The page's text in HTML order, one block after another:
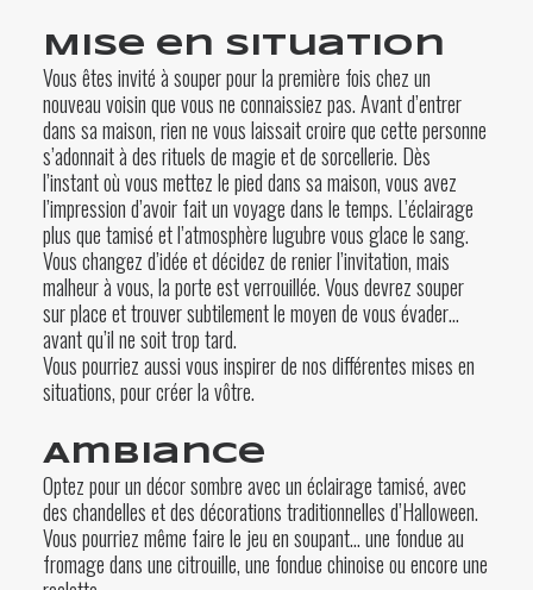
Mise en situation
Vous êtes invité à souper pour la première fois chez un
nouveau voisin que vous ne connaissiez pas. Avant d’entrer
dans sa maison, rien ne vous laissait croire que cette personne
s’adonnait à des rituels de magie et de sorcellerie. Dès
l’instant où vous mettez le pied dans sa maison, vous avez
l’impression d’avoir fait un voyage dans le temps. L’éclairage
plus que tamisé et l’atmosphère lugubre vous glace le sang.
Vous changez d’idée et décidez de renier l’invitation, mais
malheur à vous, la porte est verrouillée. Vous devrez souper
sur place et trouver subtilement le moyen de vous évader…
avant qu’il ne soit trop tard.
Vous pourriez aussi vous inspirer denos différentes mises en
situations, pour créer la vôtre.
Ambiance
Optez pour un décor sombre avec un éclairage tamisé, avec
des chandelles et des décorations traditionnelles d’Halloween.
Vous pourriez même faire le jeu en soupant… une fondue au
fromage dans une citrouille, une fondue chinoise ou encore une